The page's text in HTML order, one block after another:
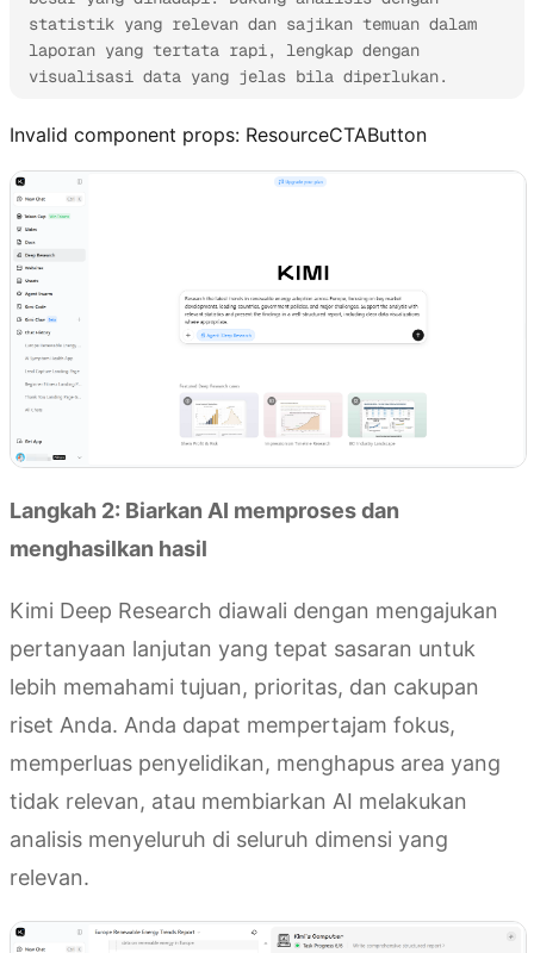
statistik yang relevan dan sajikan temuan dalam
laporan yang tertata rapi, lengkap dengan
visualisasi data yang jelas bila diperlukan.
Invalid component props: ResourceCTAButton
Langkah 2: Biarkan AI memproses dan
menghasilkan hasil
Kimi Deep Research diawali dengan mengajukan
pertanyaan lanjutan yang tepat sasaran untuk
lebih memahami tujuan, prioritas, dan cakupan
riset Anda. Anda dapat mempertajam fokus,
memperluas penyelidikan, menghapus area yang
tidak relevan, atau membiarkan AI melakukan
analisis menyeluruh di seluruh dimensi yang
relevan.